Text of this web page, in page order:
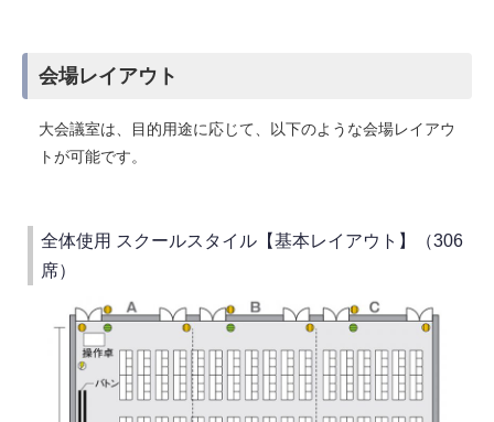
会場レイアウト
大会議室は、目的用途に応じて、以下のような会場レイアウ
トが可能です。
全体使用 スクールスタイル【基本レイアウト】（306
席）